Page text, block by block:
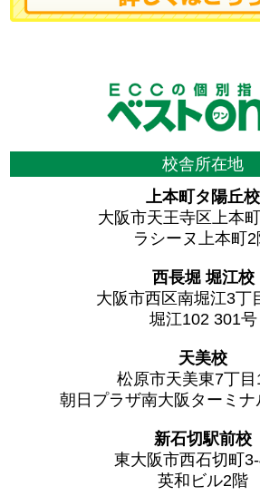
校舎所在地
上本町タ陽丘校
大阪市天王寺区上本
ラシーヌ上本町2
西長堀 堀江校
大阪市西区南堀江3丁
堀江102 301号
天美校
松原市天美東7丁目
朝日プラザ南大阪ターミ
新石切駅前校
東大阪市西石切町
英和ビル2階